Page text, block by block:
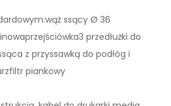
ssący Ø 36
przedłużki do
z przyssawką do podłóg i
piankowy